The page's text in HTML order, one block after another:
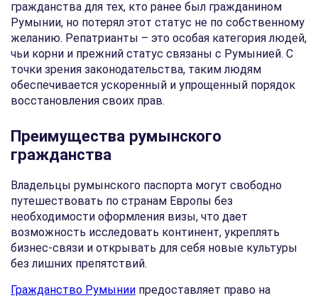
гражданства для тех, кто ранее был гражданином
Румынии, но потерял этот статус не по собственному
желанию. Репатрианты – это особая категория людей,
чьи корни и прежний статус связаны с Румынией. С
точки зрения законодательства, таким людям
обеспечивается ускоренный и упрощенный порядок
восстановления своих прав.
Преимущества румынского
гражданства
Владельцы румынского паспорта могут свободно
путешествовать по странам Европы без
необходимости оформления визы, что дает
возможность исследовать континент, укреплять
бизнес-связи и открывать для себя новые культуры
без лишних препятствий.
Гражданство Румынии предоставляет право на